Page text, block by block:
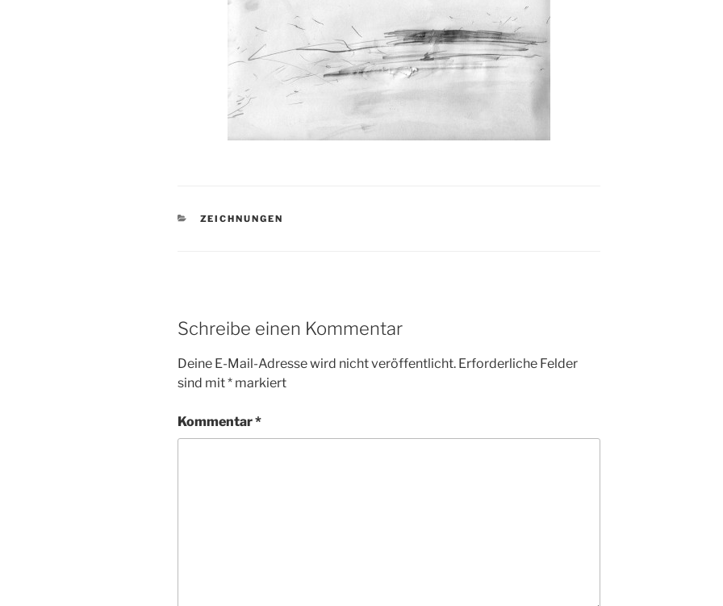
KATEGORIEN
ZEICHNUNGEN
Schreibe einen Kommentar
Deine E-Mail-Adresse wird nicht veröffentlicht. Erforderliche Felder
sind mit* markiert
Kommentar*